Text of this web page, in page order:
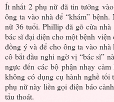
Ít nhất 2 phụ nữ đã tin tưởng
ông ta vào nhà để “khám”
nữ 36 tuổi. Phillip đã gõ cửa
bác sĩ đại diện cho một bệnh
đồng ý và để cho ông ta vào
cô bắt đầu nghi ngờ vị “bác sĩ”
ngực đến các bộ phận nhạy
không có dụng cụ hành nghề tối
phụ nữ này liền gọi điện báo
tẩu thoát.